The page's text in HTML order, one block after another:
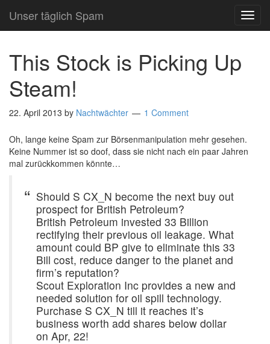
Unser täglich Spam
This Stock is Picking Up
Steam!
22. April 2013 by Nachtwächter 1 Comment
Oh, lange keine Spam zur Börsenmanipulation mehr gesehen.
Keine Nummer ist so doof, dass sie nicht nach ein paar Jahren
mal zurückkommen könnte…
Should S CX_N become the next buy out
prospect for British Petroleum?
British Petroleum invested 33 Billion
rectifying their previous oil leakage. What
amount could BP give to eliminate this 33
Bill cost, reduce danger to the planet and
firm’s reputation?
Scout Exploration Inc provides a new and
needed solution for oil spill technology.
Purchase S CX_N till it reaches it’s
business worth add shares below dollar
on Apr, 22!